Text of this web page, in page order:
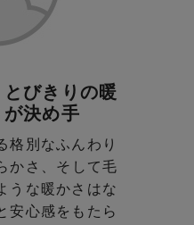
びきりの暖
決め手
格別なふんわり
かさ、 そして毛
うな暖かさはな
安心感をもたら